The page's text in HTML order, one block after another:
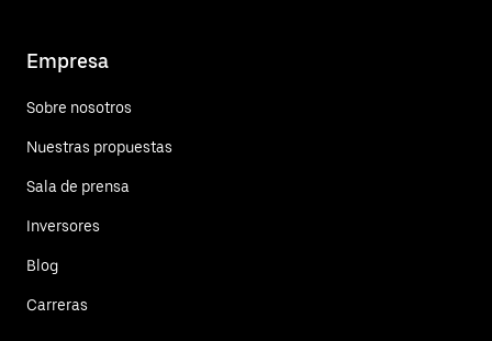
Empresa
Sobre nosotros
Nuestras propuestas
Sala de prensa
Inversores
Blog
Carreras